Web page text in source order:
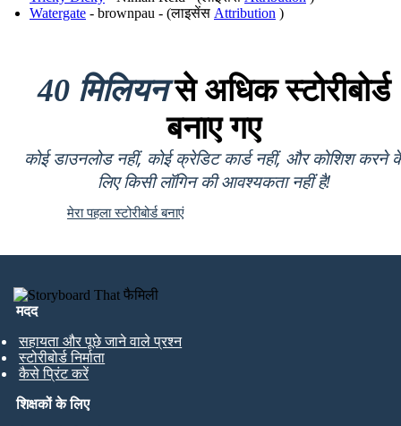
Watergate - brownpau - (लाइसेंस Attribution )
40 मिलियनसे अधिक स्टोरीबोर्ड
बनाए गए
कोई डाउनलोड नहीं, कोई क्रेडिट कार्ड नहीं, और कोशिश करने
लिए किसी लॉगिन की आवश्यकता नहीं है!
मेरा पहला स्टोरीबोर्ड बनाएं
मदद
सहायता और पूछे जाने वाले प्रश्न
स्टोरीबोर्ड निर्माता
कैसे प्रिंट करें
शिक्षकों के लिए